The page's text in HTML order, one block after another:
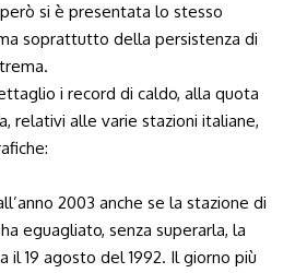
si è presentata lo stesso
soprattutto della persistenza di
i record di caldo, alla quota
relativi alle varie stazioni italiane,
2003 anche se la stazione di
eguagliato, senza superarla, la
il 19 agosto del 1992. Il giorno più